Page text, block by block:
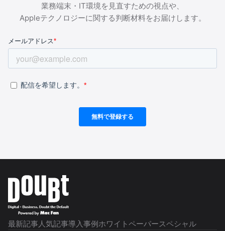
業務端末・IT環境を見直すための視点や、
Appleテクノロジーに関する判断材料をお届けします。
最新記事 人気記事導入事例ホワイトペーパースペシャル